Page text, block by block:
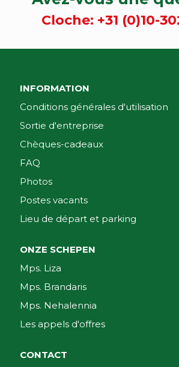
Cloche: +31 (0)10-
INFORMATION
Conditions générales d'utilisation
Sortie d'entreprise
Chèques-cadeaux
FAQ
Photos
Postes vacants
Lieu de départ et parking
ONZE SCHEPEN
Mps. Liza
Mps. Brandaris
Mps. Nehalennia
Les appels d'offres
CONTACT